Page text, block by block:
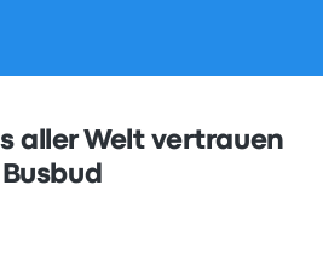
aller Welt vertrauen
Busbud